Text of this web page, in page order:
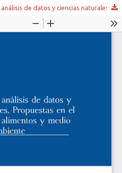
Vol. 13 (2025): Integración de análisis de datos y ciencias naturales. Propuestas en el área de salud, alimentos y medio ambiente